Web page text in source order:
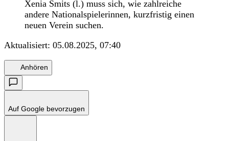
Xenia Smits (l.) muss sich, wie zahlreiche
andere Nationalspielerinnen, kurzfristig einen
neuen Verein suchen.
Aktualisiert: 05.08.2025, 07:40
Anhören
Auf Google bevorzugen